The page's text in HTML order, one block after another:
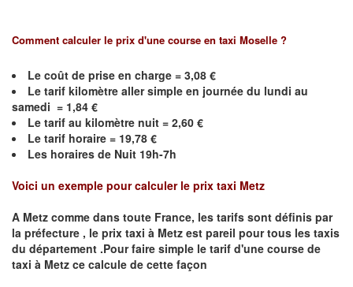
Comment calculer le prix d'une course en taxi Moselle ?
Le coût de prise en charge = 3,08 €
Le tarif kilomètre aller simple en journée du lundi au
samedi = 1,84 €
Le tarif au kilomètre nuit = 2,60 €
Le tarif horaire = 19,78 €
Les horaires de Nuit 19h-7h
Voici un exemple pour calculer le prix taxi Metz
A Metz comme dans toute France, les tarifs sont définis par
la préfecture , le prix taxi à Metz est pareil pour tous les taxis
du département .Pour faire simple le tarif d'une course de
taxi à Metz ce calcule de cette façon